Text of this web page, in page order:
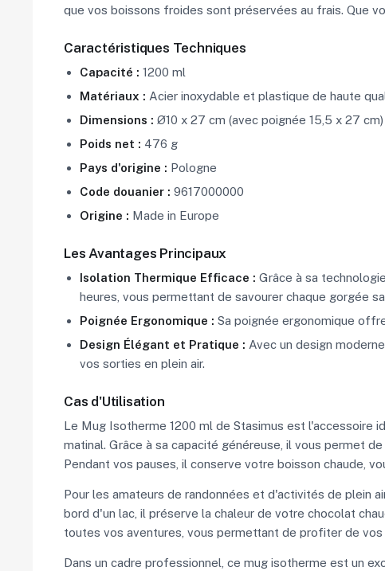
que vos boissons froides sont préservées au frais. Que
Caractéristiques Techniques
Capacité : 1200 ml
Matériaux : Acier inoxydable et plastique de haute
Dimensions : Ø10 x 27 cm (avec poignée 15,5 x 27 cm)
Poids net : 476 g
Pays d'origine : Pologne
Code douanier : 9617000000
Origine : Made in Europe
Les Avantages Principaux
Isolation Thermique Efficace : Grâce à sa
heures, vous permettant de savourer chaque gorgée
Poignée Ergonomique : Sa poignée ergonomique
Design Élégant et Pratique : Avec un design
vos sorties en plein air.
Cas d'Utilisation
Le Mug Isotherme 1200 ml de Stasimus est l'accessoire
matinal. Grâce à sa capacité généreuse, il vous permet
Pendant vos pauses, il conserve votre boisson chaude,
Pour les amateurs de randonnées et d'activités de plein
bord d'un lac, il préserve la chaleur de votre chocolat
toutes vos aventures, vous permettant de profiter de vos
Dans un cadre professionnel, ce mug isotherme est un